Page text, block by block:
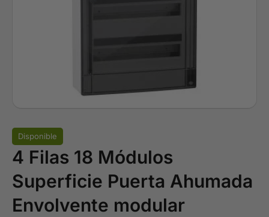
Disponible
4 Filas 18 Módulos
Superficie Puerta Ahumada
Envolvente modular